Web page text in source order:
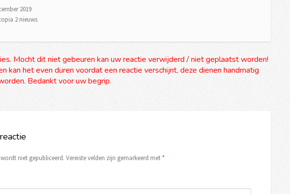
2019
2 nieuws
Mocht dit niet gebeuren kan uw reactie verwijderd / niet geplaatst worden!
kan het even duren voordat een reactie verschijnt, deze dienen handmatig
Bedankt voor uw begrip.
niet gepubliceerd. Vereiste velden zijn gemarkeerd met*